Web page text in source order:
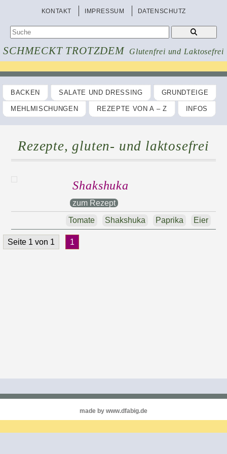
KONTAKT IMPRESSUM DATENSCHUTZ
SCHMECKT TROTZDEM Glutenfrei und Laktosefrei
BACKEN SALATE UND DRESSING GRUNDTEIGE
MEHLMISCHUNGEN REZEPTE VON A – Z INFOS
Rezepte, gluten- und laktosefrei
Shakshuka
zum Rezept
Eier
Paprika
Shakshuka
Tomate
Seite 1 von 1 1
made by www.dfabig.de